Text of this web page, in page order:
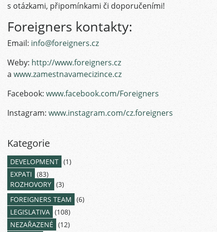
s otázkami, připomínkami či doporučeními!
Foreigners kontakty:
Email: info@foreigners.cz
Weby: http://www.foreigners.cz
a www.zamestnavamecizince.cz
Facebook: www.facebook.com/Foreigners
Instagram: www.instagram.com/cz.foreigners
Kategorie
DEVELOPMENT (1)
EXPATI (83)
ROZHOVORY (3)
FOREIGNERS TEAM (6)
LEGISLATIVA (108)
NEZAŘAZENÉ (12)